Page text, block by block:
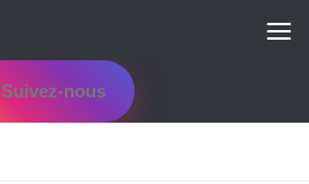
Suivez-nous